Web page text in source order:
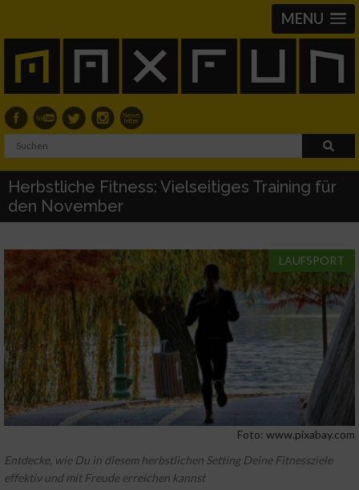
MENU
Herbstliche Fitness: Vielseitiges Training für
den November
LAUFSPORT
Foto: www.pixabay.com
Entdecke, wie Du in diesem herbstlichen Setting Deine Fitnessziele
effektiv und mit Freude erreichen kannst